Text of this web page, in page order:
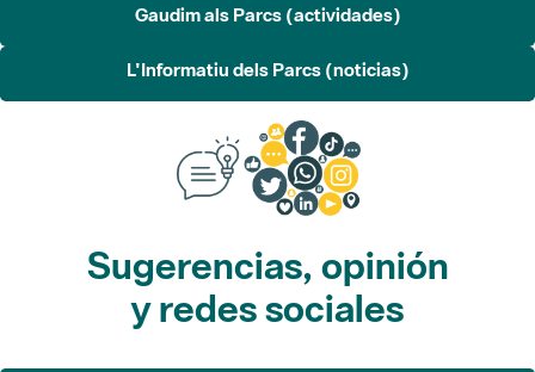
Gaudim als Parcs (actividades)
L'Informatiu dels Parcs (noticias)
Sugerencias, opinión
y redes sociales